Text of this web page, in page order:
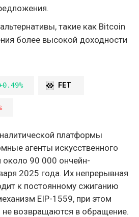
такие как Bitcoin
более высокой доходности
FET
платформы
агенты искусственного
около 90 000 ончейн-
2025 года. Их непрерывная
к постоянному сжиганию
EIP-1559, при этом
возвращаются в обращение.